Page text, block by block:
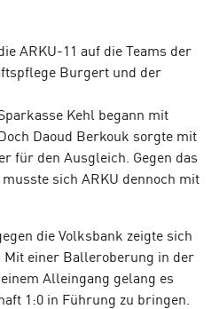
ARKU-11 auf die Teams der
Burgert und der
Kehl begann mit
Daoud Berkouk sorgte mit
für den Ausgleich. Gegen das
sich ARKU dennoch mit
die Volksbank zeigte sich
einer Balleroberung in der
Alleingang gelang es
1:0 in Führung zu bringen.